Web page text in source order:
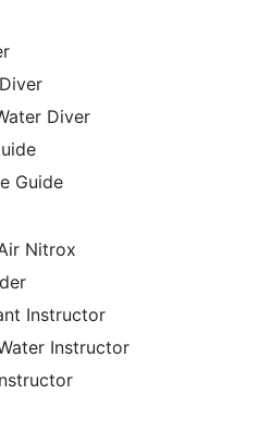
Diver
Guide
Nitrox
Instructor
Instructor